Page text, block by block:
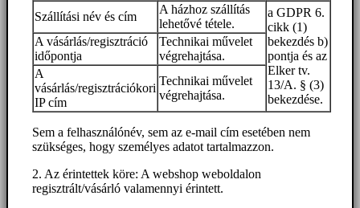
Szállítási név és cím
A házhoz szállítás
lehetővé tétele.
a GDPR 6.
cikk (1)
bekezdés b)
pontja és az
Elker tv.
13/A. § (3)
bekezdése.
A vásárlás/regisztráció
időpontja
Technikai művelet
végrehajtása.
A
vásárlás/regisztrációkori
IP cím
Technikai művelet
végrehajtása.
Sem a felhasználónév, sem az e-mail cím esetében nem
szükséges, hogy személyes adatot tartalmazzon.
2. Az érintettek köre: A webshop weboldalon
regisztrált/vásárló valamennyi érintett.